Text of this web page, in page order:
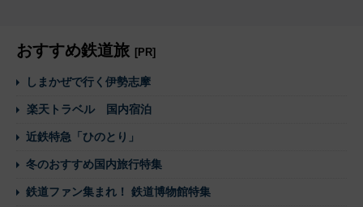
おすすめ鉄道旅 [PR]
しまかぜで行く伊勢志摩
楽天トラベル 国内宿泊
近鉄特急「ひのとり」
冬のおすすめ国内旅行特集
鉄道ファン集まれ！ 鉄道博物館特集